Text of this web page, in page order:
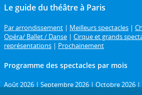
Le guide du théâtre à Paris
Par arrondissement | Meilleurs spectacles |
Opéra/ Ballet / Danse | Cirque et grands
représentations | Prochainement
Programme des spectacles par mois
Août 2026 | Septembre 2026 | Octobre 2026 |